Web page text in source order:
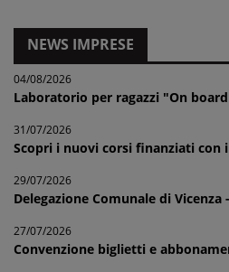
NEWS IMPRESE
04/08/2026
Laboratorio per ragazzi "On board
31/07/2026
Scopri i nuovi corsi finanziati con
29/07/2026
Delegazione Comunale di Vicenza
27/07/2026
Convenzione biglietti e